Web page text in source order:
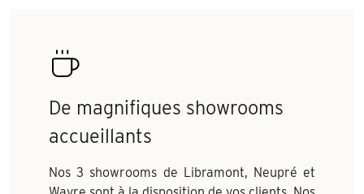
De magnifiques showrooms
accueillants
Nos 3 showrooms de Libramont, Neupré et